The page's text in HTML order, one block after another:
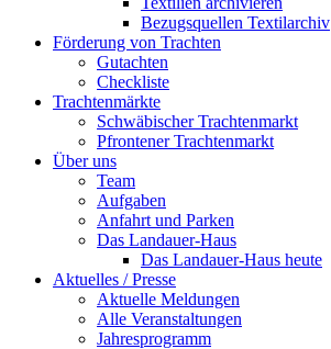
Bezugsquellen Textilarchiv
Förderung von Trachten
Gutachten
Checkliste
Trachtenmärkte
Schwäbischer Trachtenmarkt
Pfrontener Trachtenmarkt
Über uns
Team
Aufgaben
Anfahrt und Parken
Das Landauer-Haus
Das Landauer-Haus heute
Aktuelles / Presse
Aktuelle Meldungen
Alle Veranstaltungen
Jahresprogramm